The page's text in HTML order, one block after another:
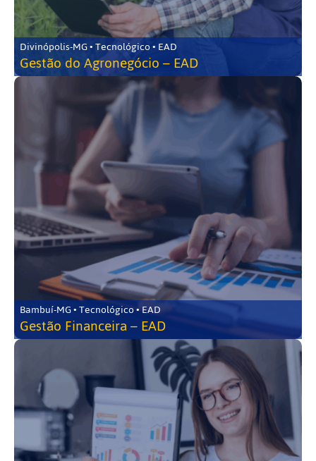
Divinópolis-MG • Tecnológico • EAD
Gestão do Agronegócio – EAD
Bambuí-MG • Tecnológico • EAD
Gestão Financeira – EAD